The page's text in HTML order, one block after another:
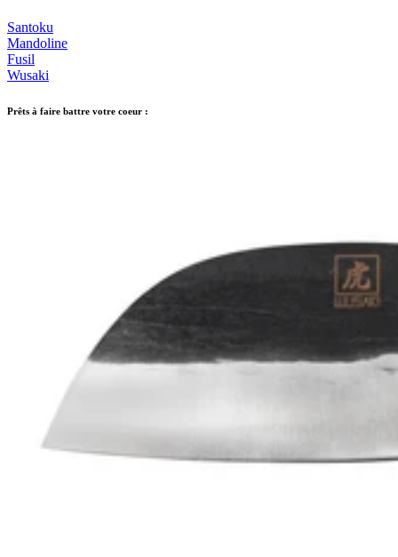
Santoku
Mandoline
Fusil
Wusaki
Prêts à faire battre votre coeur :